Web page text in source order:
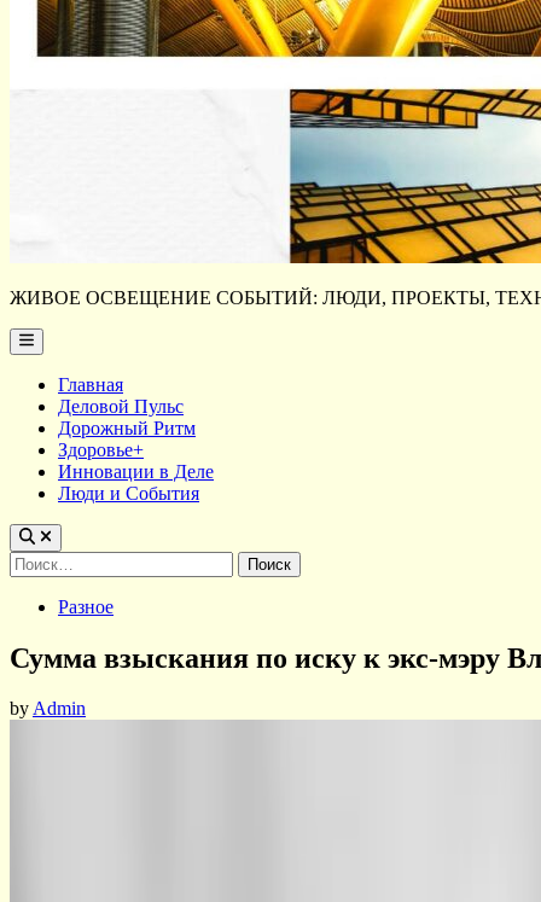
ЖИВОЕ ОСВЕЩЕНИЕ СОБЫТИЙ: ЛЮДИ, ПРОЕКТЫ,
Main
Menu
Главная
Деловой Пульс
Дорожный Ритм
Здоровье+
Инновации в Деле
Люди и События
Найти:
PostedРазное
Сумма взыскания по иску к экс-мэру
byAdmin